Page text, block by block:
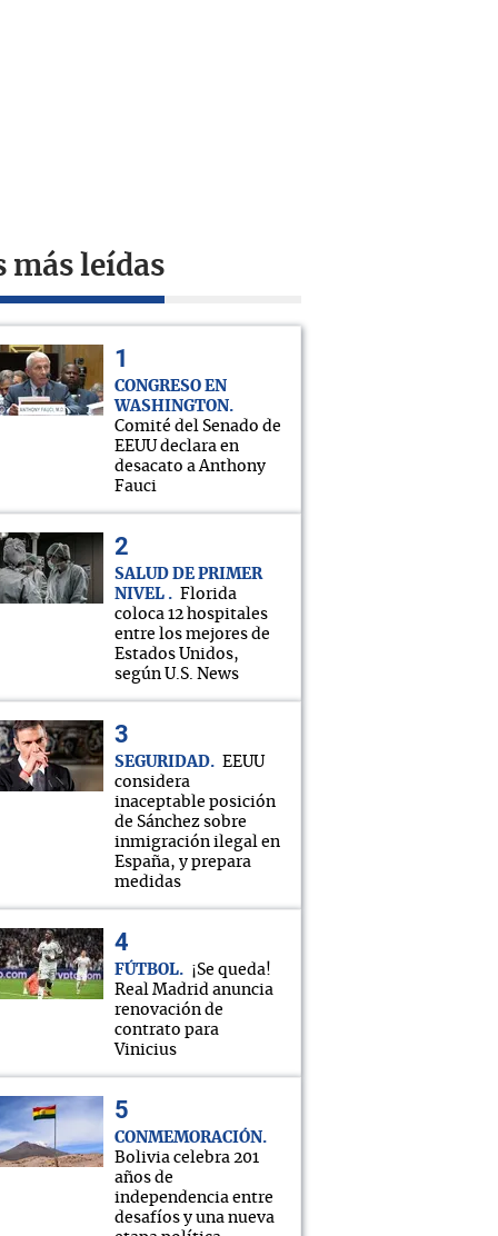
más leídas
CONGRESO EN
WASHINGTON
Comité del Senado de
EEUU declara en
desacato a Anthony
Fauci
SALUD DE PRIMER
NIVEL
Florida
coloca 12 hospitales
entre los mejores de
Estados Unidos,
según U.S. News
SEGURIDAD
EEUU
considera
inaceptable posición
de Sánchez sobre
inmigración ilegal en
España, y prepara
medidas
FÚTBOL
¡Se queda!
Real Madrid anuncia
renovación de
contrato para
Vinicius
CONMEMORACIÓN
Bolivia celebra 201
años de
independencia entre
desafíos y una nueva